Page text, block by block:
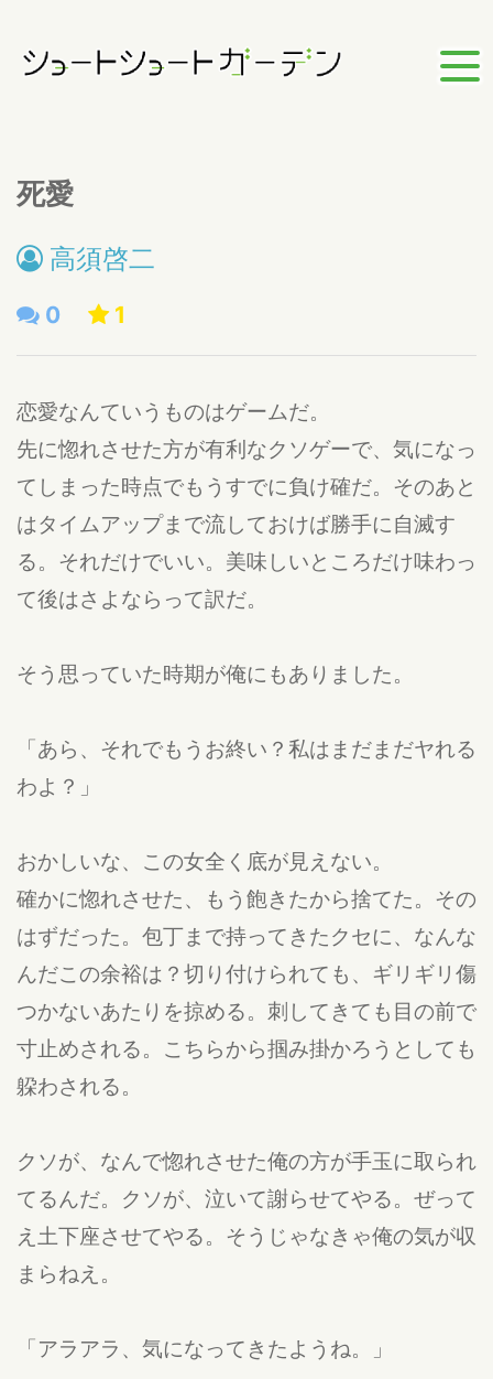
死愛
高須啓二
0 1
恋愛なんていうものはゲームだ。
先に惚れさせた方が有利なクソゲーで、気になっ
てしまった時点でもうすでに負け確だ。そのあと
はタイムアップまで流しておけば勝手に自滅す
る。それだけでいい。美味しいところだけ味わっ
て後はさよならって訳だ。
そう思っていた時期が俺にもありました。
「あら、それでもうお終い？私はまだまだヤれる
わよ？」
おかしいな、この女全く底が見えない。
確かに惚れさせた、もう飽きたから捨てた。その
はずだった。包丁まで持ってきたクセに、なんな
んだこの余裕は？切り付けられても、ギリギリ傷
つかないあたりを掠める。刺してきても目の前で
寸止めされる。こちらから掴み掛かろうとしても
躱わされる。
クソが、なんで惚れさせた俺の方が手玉に取られ
てるんだ。クソが、泣いて謝らせてやる。ぜって
え土下座させてやる。そうじゃなきゃ俺の気が収
まらねえ。
「アラアラ、気になってきたようね。」